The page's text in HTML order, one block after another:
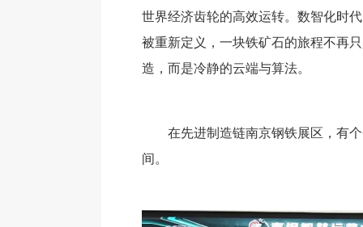
世界经济齿轮的高效运转。数智化时
被重新定义，一块铁矿石的旅程不再
造，而是冷静的云端与算法。
在先进制造链南京钢铁展区，有
间。